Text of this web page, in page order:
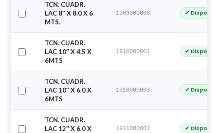
TCN. CUADR.
LAC 8″ X 8.0 X 6
MTS.
1909000008 ✔
TCN. CUADR.
LAC 10″ X 4.5 X
6MTS
1910000001 ✔
TCN. CUADR.
LAC 10″ X 6.0 X
6MTS
1910000003 ✔
TCN. CUADR.
LAC 12″ X 6.0 X
1911000001 ✔